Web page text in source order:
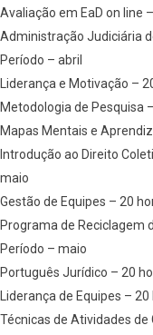
Avaliação em EaD on line
Administração Judiciária
Período – abril
Liderança e Motivação –
Metodologia de Pesquisa
Mapas Mentais e
Introdução ao Direito
maio
Gestão de Equipes – 20
Programa de Reciclagem
Período – maio
Português Jurídico – 20
Liderança de Equipes –
Técnicas de Atividades de